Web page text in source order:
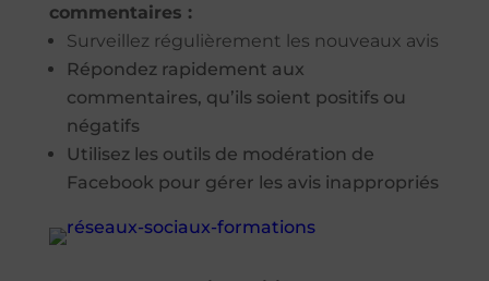
commentaires :
Surveillez régulièrement les nouveaux avis
Répondez rapidement aux
commentaires, qu’ils soient positifs ou
négatifs
Utilisez les outils de modération de
Facebook pour gérer les avis inappropriés